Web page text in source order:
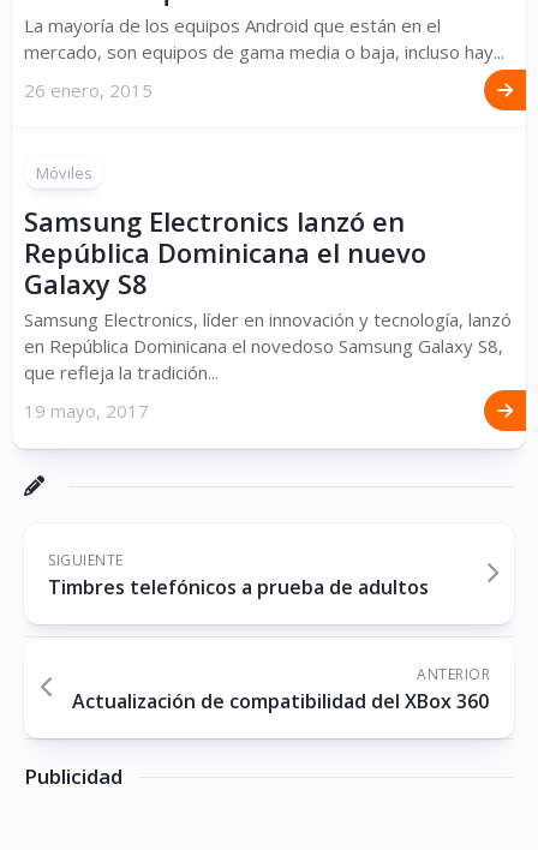
La mayoría de los equipos Android que están en el
mercado, son equipos de gama media o baja, incluso hay...
26 enero, 2015
Móviles
Samsung Electronics lanzó en
República Dominicana el nuevo
Galaxy S8
Samsung Electronics, líder en innovación y tecnología, lanzó
en República Dominicana el novedoso Samsung Galaxy S8,
que refleja la tradición...
19 mayo, 2017
SIGUIENTE
Timbres telefónicos a prueba de adultos
ANTERIOR
Actualización de compatibilidad del XBox 360
Publicidad